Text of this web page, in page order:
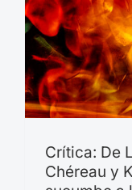
Crítica: De
Chéreau y